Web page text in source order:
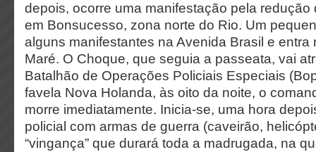
depois, ocorre uma manifestação pela redução
em Bonsucesso, zona norte do Rio. Um
alguns manifestantes na Avenida Brasil e entra
Maré. O Choque, que seguia a passeata, vai
Batalhão de Operações Policiais Especiais
favela Nova Holanda, às oito da noite, o
morre imediatamente. Inicia-se, uma hora
policial com armas de guerra (caveirão,
“vingança” que durará toda a madrugada, na